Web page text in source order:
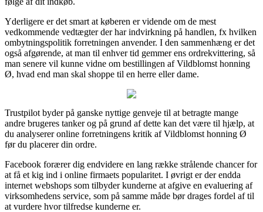
Yderligere er det smart at køberen er vidende om de mest
vedkommende vedtægter der har indvirkning på handlen, fx hvilken
ombytningspolitik forretningen anvender. I den sammenhæng er det
også afgørende, at man til enhver tid gemmer ens ordrekvittering, så
man senere vil kunne vidne om bestillingen af Vildblomst honning
Ø, hvad end man skal shoppe til en herre eller dame.
Trustpilot byder på ganske nyttige genveje til at betragte mange
andre brugeres tanker og på grund af dette kan det være til hjælp, at
du analyserer online forretningens kritik af Vildblomst honning Ø
før du placerer din ordre.
Facebook forærer dig endvidere en lang række strålende chancer for
at få et kig ind i online firmaets popularitet. I øvrigt er der endda
internet webshops som tilbyder kunderne at afgive en evaluering af
virksomhedens service, som på samme måde bør drages fordel af til
at vurdere hvor tilfredse kunderne er.